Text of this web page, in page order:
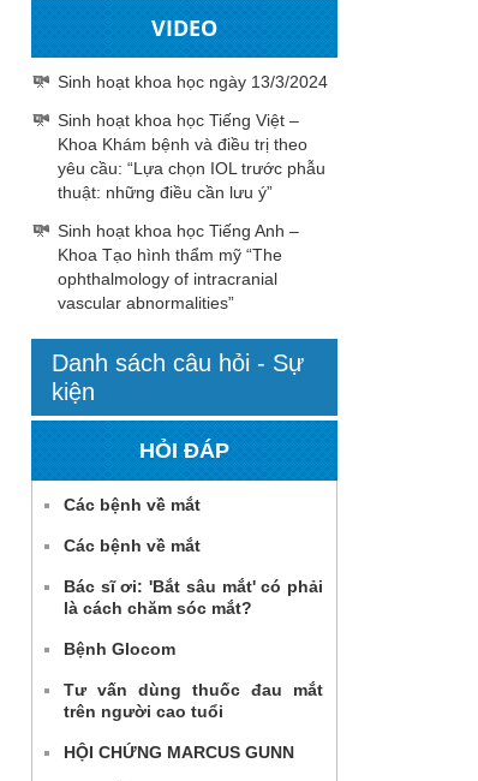
VIDEO
Sinh hoạt khoa học ngày 13/3/2024
Sinh hoạt khoa học Tiếng Việt –
Khoa Khám bệnh và điều trị theo
yêu cầu: “Lựa chọn IOL trước phẫu
thuật: những điều cần lưu ý”
Sinh hoạt khoa học Tiếng Anh –
Khoa Tạo hình thẩm mỹ “The
ophthalmology of intracranial
vascular abnormalities”
Danh sách câu hỏi - Sự
kiện
HỎI ĐÁP
Các bệnh về mắt
Các bệnh về mắt
Bác sĩ ơi: 'Bắt sâu mắt' có phải
là cách chăm sóc mắt?
Bệnh Glocom
Tư vấn dùng thuốc đau mắt
trên người cao tuổi
HỘI CHỨNG MARCUS GUNN